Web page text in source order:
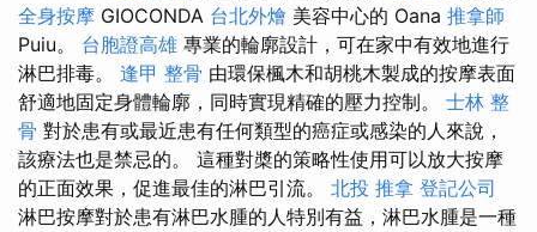
全身按摩 GIOCONDA 台北外燴 美容中心的 Oana 推拿師
Puiu。 台胞證高雄 專業的輪廓設計，可在家中有效地進行
淋巴排毒。 逢甲 整骨 由環保楓木和胡桃木製成的按摩表面
舒適地固定身體輪廓，同時實現精確的壓力控制。 士林 整
骨 對於患有或最近患有任何類型的癌症或感染的人來說，
該療法也是禁忌的。 這種對槳的策略性使用可以放大按摩
的正面效果，促進最佳的淋巴引流。 北投 推拿 登記公司
淋巴按摩對於患有淋巴水腫的人特別有益，淋巴水腫是一種